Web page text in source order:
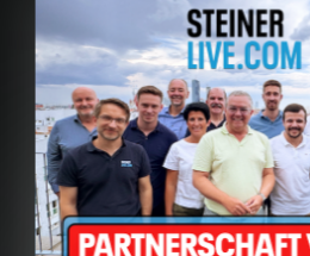
Cookie